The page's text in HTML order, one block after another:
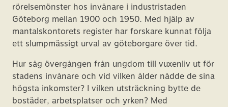
rörelsemönster hos invånare i industristaden
Göteborg mellan 1900 och 1950. Med hjälp av
mantalskontorets register har forskare kunnat följa
ett slumpmässigt urval av göteborgare över tid.
Hur såg övergången från ungdom till vuxenliv ut för
stadens invånare och vid vilken ålder nådde de sina
högsta inkomster? I vilken utsträckning bytte de
bostäder, arbetsplatser och yrken? Med